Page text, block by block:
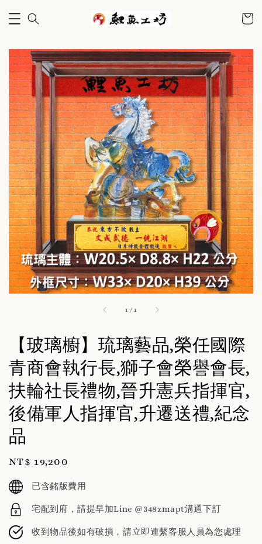
1 /1
【玻璃櫥】琉璃藝品,榮任國際
青商會執行長,獅子會榮譽會長,
扶輪社長禮物,晉升憲兵指揮官,
後備軍人指揮官,升遷送禮,紀念
品
Regular
price
NT$ 19,200
已含銘版費用
宅配到府，請提早加Line @348zmapt溝通下訂
收到物品後如有破損，請立即連繫客服人員為您處理